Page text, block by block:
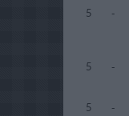
5 -
5 -
5 -